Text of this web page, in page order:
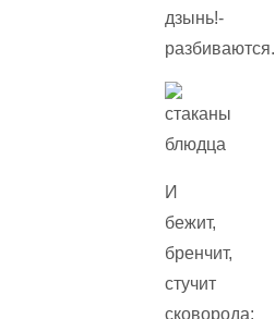
дзынь!-
разбиваются.
И
бежит,
бренчит,
стучит
сковорода: